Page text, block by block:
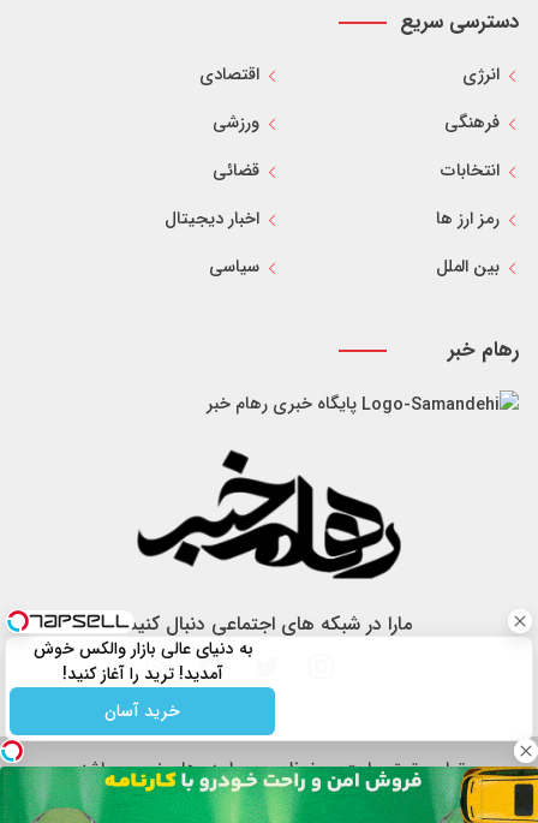
دسترسی سریع
انرژی
اقتصادی
فرهنگی
ورزشی
انتخابات
قضائی
رمز ارز ها
اخبار دیجیتال
بین الملل
سیاسی
رهام خبر
پایگاه خبری رهام خبر
مارا در شبکه های اجتماعی دنبال کنید
تمام حقوق سایت محفوظ و مربوط به رهام خبر می باشد.
هرگونه کپی برداری از طرح سایت ممنوع است.
به دنیای عالی بازار والکس خوش
آمدید! ترید را آغاز کنید!
خرید آسان